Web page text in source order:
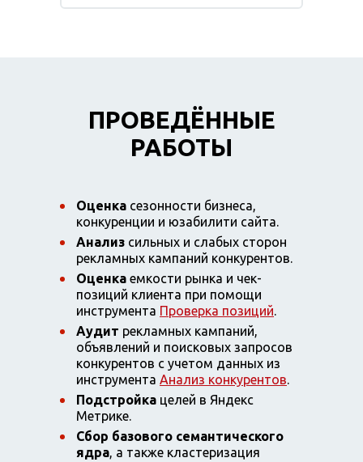
ПРОВЕДЁННЫЕ
РАБОТЫ
Оценка сезонности бизнеса,
конкуренции и юзабилити сайта.
Анализ сильных и слабых сторон
рекламных кампаний конкурентов.
Оценка емкости рынка и чек-
позиций клиента при помощи
инструмента Проверка позиций.
Аудит рекламных кампаний,
объявлений и поисковых запросов
конкурентов с учетом данных из
инструмента Анализ конкурентов.
Подстройка целей в Яндекс
Метрике.
Сбор базового семантического
ядра, а также кластеризация